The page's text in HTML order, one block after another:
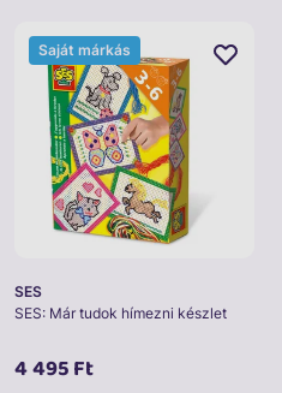
SES
SES: Már tudok hímezni készlet
4 495 Ft
Saját márkás